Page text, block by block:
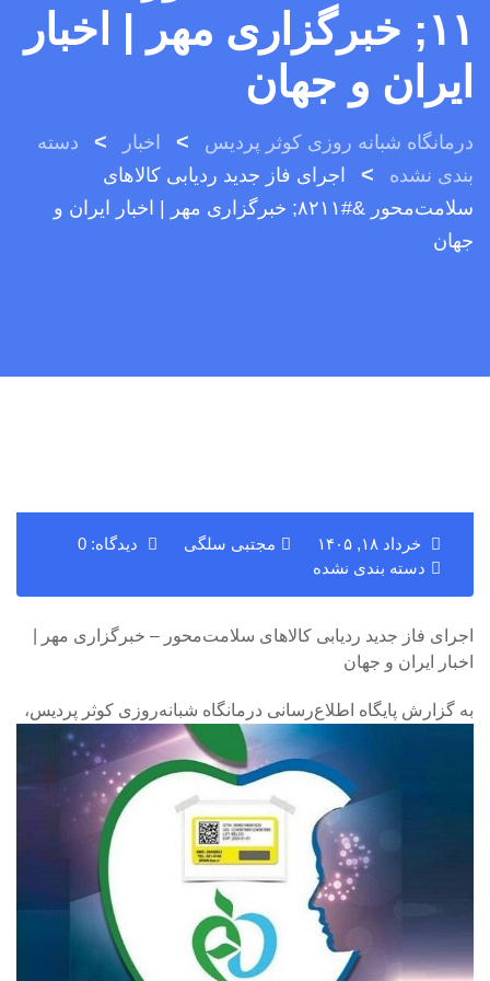
۱۱; خبرگزاری مهر | اخبار
ایران و جهان
درمانگاه شبانه روزی کوثر پردیس > اخبار >
دسته
بندی نشده
>
اجرای فاز جدید ردیابی کالاهای
سلامت‌محور &#۸۲۱۱; خبرگزاری مهر | اخبار ایران و
جهان
خرداد ۱۸, ۱۴۰۵ مجتبی سلگی
دیدگاه: 0
دسته بندی نشده
اجرای فاز جدید ردیابی کالاهای سلامت‌محور – خبرگزاری مهر |
اخبار ایران و جهان
به گزارش پایگاه اطلاع‌رسانی درمانگاه شبانه‌روزی کوثر پردیس،